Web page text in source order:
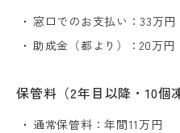
窓口でのお支払い：33万円
助成金（都より）：20万
保管料（2年目以降・10個
通常保管料：年間11万円